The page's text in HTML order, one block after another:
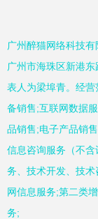
广州醉猫网络科技
广州市海珠区新港
表人为梁埠青。经
备销售;互联网数据
品销售;电子产品销
信息咨询服务（不
务、技术开发、技
网信息服务;第二类
务;